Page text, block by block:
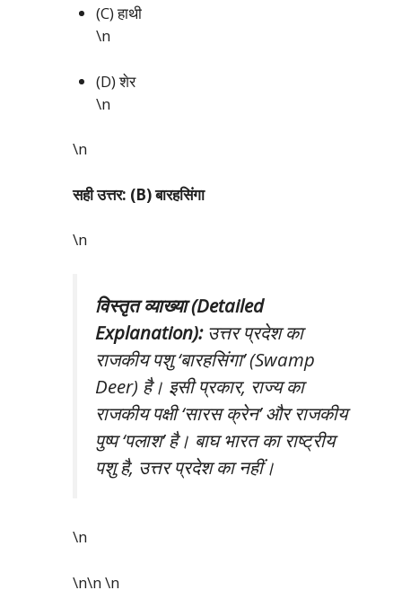
(C) हाथी
\n
(D) शेर
\n
\n
सही उत्तर: (B) बारहसिंगा
\n
विस्तृत व्याख्या (Detailed
Explanation):उत्तर प्रदेश का
राजकीय पशु ‘बारहसिंगा’ (Swamp
Deer) है। इसी प्रकार, राज्य का
राजकीय पक्षी ‘सारस क्रेन’ और राजकीय
पुष्प ‘पलाश’ है। बाघ भारत का राष्ट्रीय
पशु है, उत्तर प्रदेश का नहीं।
\n
\n\n\n